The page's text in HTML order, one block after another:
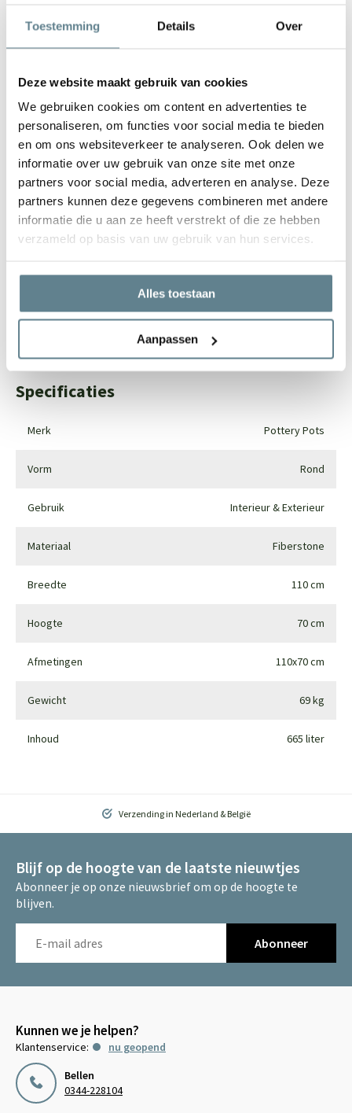
Toestemming Details Over
Deze website maakt gebruik van cookies
We gebruiken cookies om content en advertenties te
personaliseren, om functies voor social media te bieden
en om ons websiteverkeer te analyseren. Ook delen we
informatie over uw gebruik van onze site met onze
partners voor social media, adverteren en analyse. Deze
partners kunnen deze gegevens combineren met andere
informatie die u aan ze heeft verstrekt of die ze hebben
verzameld op basis van uw gebruik van hun services.
Alles toestaan
Aanpassen
vies geworden kun je deze het best schoonmaken met een zachte
borstel of doek en met lauw water. Gebruik
We staan voor je klaar
Wil je advies of heb je een vraag? Neem contact op met ons
Start chat
info@polyesterplantenbakken.nl
Whatsapp0344-228104
Specificaties
Merk Pottery Pots
Vorm Rond
Gebruik Interieur & Exterieur
Materiaal Fiberstone
Breedte 110 cm
Hoogte 70 cm
Afmetingen 110x70 cm
Gewicht 69 kg
Inhoud 665 liter
Verzending in Nederland & België
Blijf op de hoogte van de laatste nieuwtjes
Abonneer je op onze nieuwsbrief om op de hoogte te
blijven.
Abonneer
Kunnen we je helpen?
Klantenservice:
nu geopend
Bellen
0344-228104